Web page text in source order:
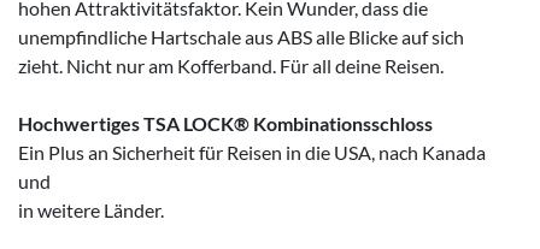
hohen Attraktivitätsfaktor. Kein Wunder, dass die
unempfindliche Hartschale aus ABS alle Blicke auf sich
zieht. Nicht nur am Kofferband. Für all deine Reisen.
Hochwertiges TSA LOCK® Kombinationsschloss
Ein Plus an Sicherheit für Reisen in die USA, nach Kanada
und
in weitere Länder.